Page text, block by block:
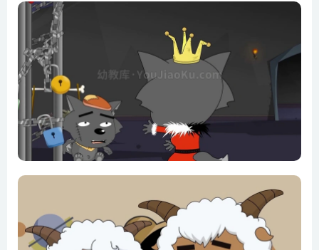
第09集 请客容易送客难
第10集 告别狼堡
第11集 有苦难言
第12集 我病了，我没病！
第13集 会发光的玫瑰花
第14集 最勤快的羊
第15集 挽救灰太狼
第16集 无敌笑笑粉
第17集 争锋苹果树一
第19集 失去苹果树